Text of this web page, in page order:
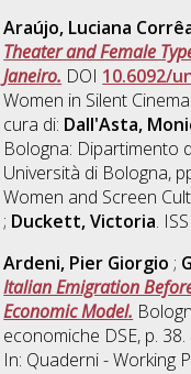
Araújo, Luciana
Theater and Female
Janeiro. DOI 10.6092/
Women in Silent
cura di: Dall'Asta,
Bologna: Dipartimento
Università di Bologna,
Women and Screen
; Duckett, Victoria.
Ardeni, Pier Giorgio ;
Italian Emigration
Economic Model.
economiche DSE, p. 38.
In: Quaderni - Working